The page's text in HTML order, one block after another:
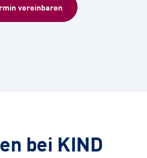
vereinbaren
bei KIND